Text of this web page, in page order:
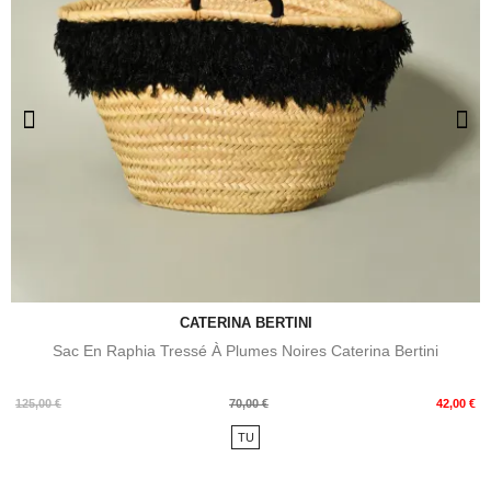
CATERINA BERTINI
Sac En Raphia Tressé À Plumes Noires Caterina Bertini
125,00 €
Prix
70,00 € 42,00 €
Prix
TU